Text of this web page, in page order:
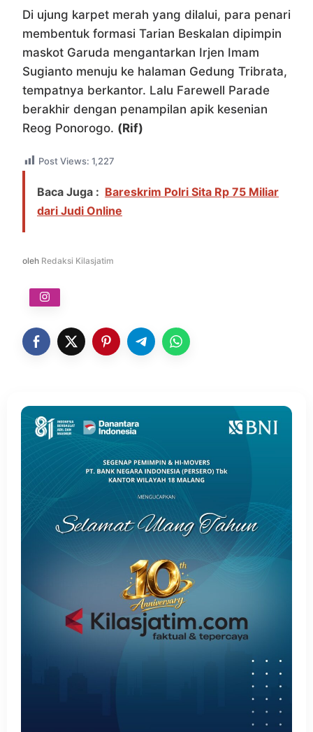
Di ujung karpet merah yang dilalui, para penari
membentuk formasi Tarian Beskalan dipimpin
maskot Garuda mengantarkan Irjen Imam
Sugianto menuju ke halaman Gedung Tribrata,
tempatnya berkantor. Lalu Farewell Parade
berakhir dengan penampilan apik kesenian
Reog Ponorogo. (Rif)
Post Views: 1,227
Baca Juga : Bareskrim Polri Sita Rp 75 Miliar
dari Judi Online
oleh Redaksi Kilasjatim